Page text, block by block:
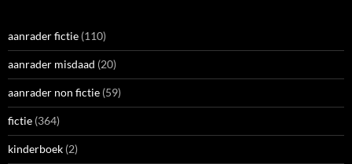
aanrader fictie (110)
aanrader misdaad (20)
aanrader non fictie (59)
fictie (364)
kinderboek (2)